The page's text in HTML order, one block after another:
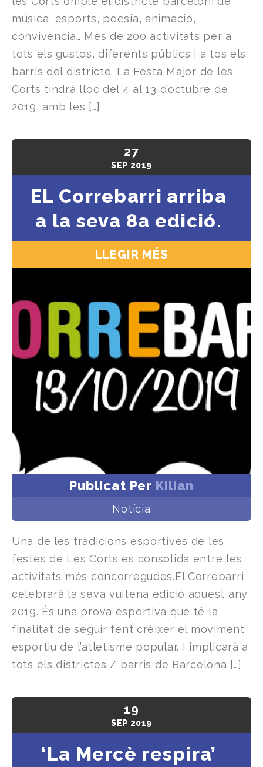
música, esports, poesia, animació,
convivència… Més de 200 activitats per a
tots els gustos, diferents públics i a tos els
barris del districte. La Festa Major de les
Corts tindrà lloc del 4 al 13 d’octubre de
2019, amb les […]
27
SEP 2019
EL Correbarri arriba
a la seva 8a edició.
LLEGIR MÉS
Publicat Per Kilian
Notícia
Una de les tradicions esportives de les
festes de Les Corts es consolida entre les
activitats més concorregudes.El Correbarri
celebrarà la seva vuitena edició aquest any
2019. És una prova esportiva que té la
finalitat de seguir fent créixer el moviment
esportiu de l’atletisme popular. I implicarà a
tots els districtes / barris de Barcelona […]
19
SEP 2019
‘La Mercè respira’